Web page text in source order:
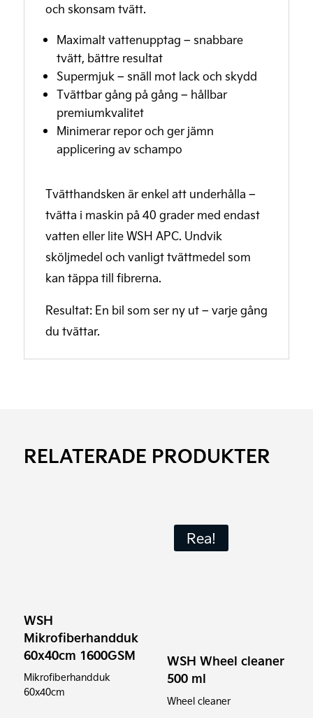
och skonsam tvätt.
Maximalt vattenupptag – snabbare
tvätt, bättre resultat
Supermjuk – snäll mot lack och skydd
Tvättbar gång på gång – hållbar
premiumkvalitet
Minimerar repor och ger jämn
applicering av schampo
Tvätthandsken är enkel att underhålla –
tvätta i maskin på 40 grader med endast
vatten eller lite WSH APC. Undvik
sköljmedel och vanligt tvättmedel som
kan täppa till fibrerna.
Resultat: En bil som ser ny ut – varje gång
du tvättar.
RELATERADE PRODUKTER
WSH
Mikrofiberhandduk
60x40cm 1600GSM
Mikrofiberhandduk
60x40cm
Rea!
WSH Wheel cleaner
500 ml
Wheel cleaner